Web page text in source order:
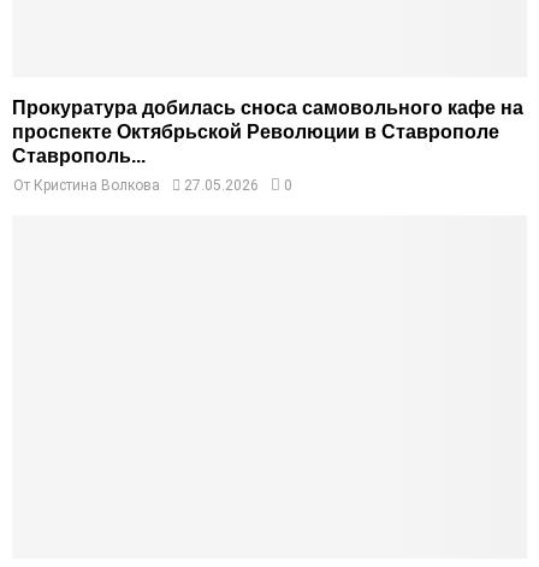
Прокуратура добилась сноса самовольного кафе на
проспекте Октябрьской Революции в Ставрополе
Ставрополь...
От Кристина Волкова 27.05.2026 0